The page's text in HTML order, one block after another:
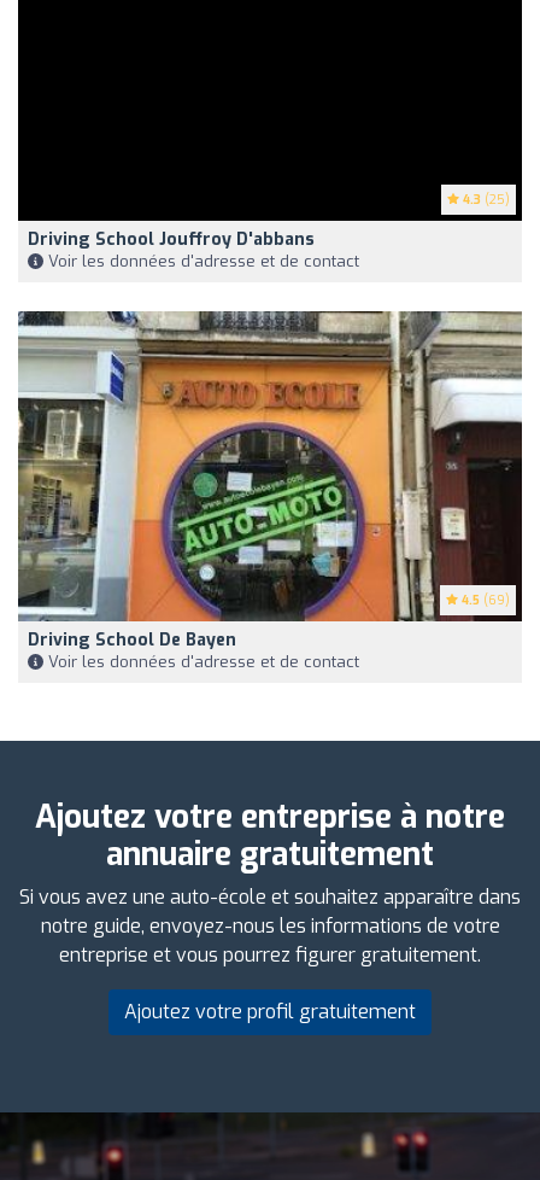
4.3 (25)
Driving School Jouffroy D'abbans
Voir les données d'adresse et de contact
4.5 (69)
Driving School De Bayen
Voir les données d'adresse et de contact
Ajoutez votre entreprise à notre
annuaire gratuitement
Si vous avez une auto-école et souhaitez apparaître dans
notre guide, envoyez-nous les informations de votre
entreprise et vous pourrez figurer gratuitement.
Ajoutez votre profil gratuitement